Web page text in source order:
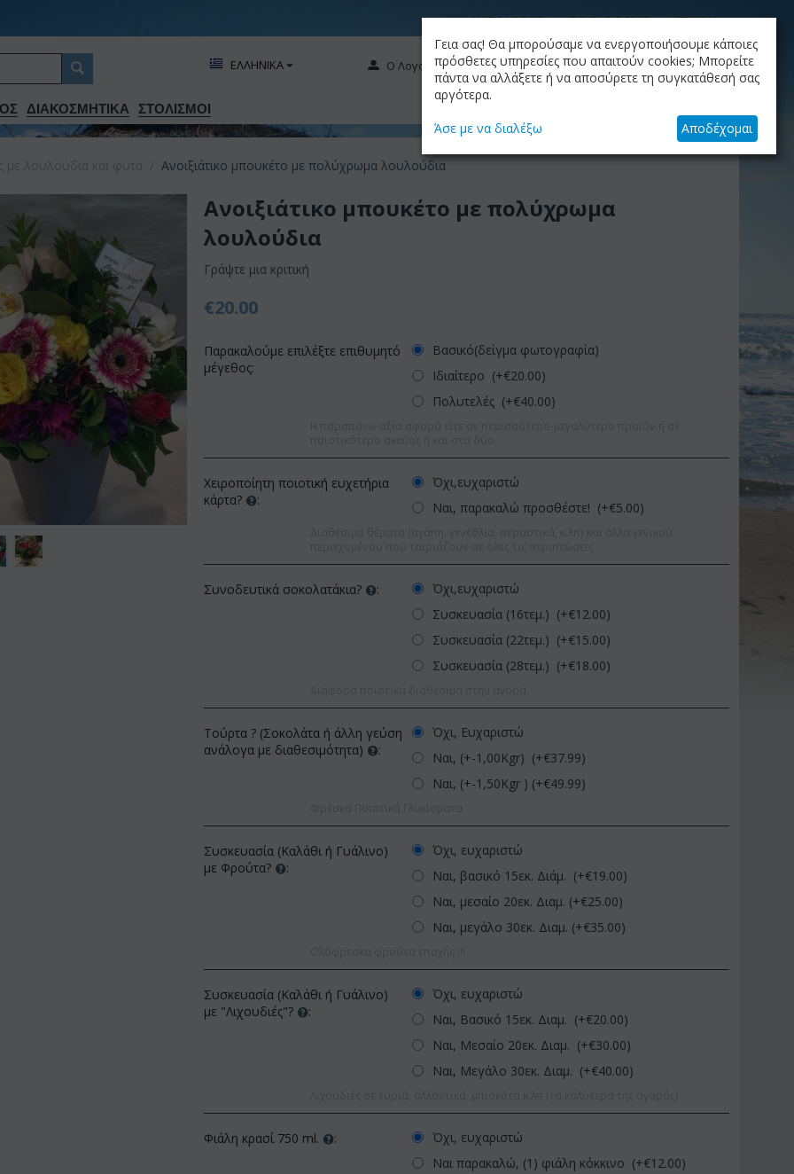
ΚΑΤΑΛΟΓΟΣ ΤΟ BLOG ΜΑΣ ΕΤΑΙΡΙΑ
ΔΙΑΚΟΣΜΗΤΙΚA ΣΤΟΛΙΣΜΟΙ
Ο Λογαριασμός μου
ΕΛΛΗΝΙΚΑ
+30.210.9319884
ΚΑΛΆΘΙ
Το καλάθι είναι άδειο
Ανοιξιάτικο μπουκέτο με πολύχρωμα λουλούδια
Έκπτωση 12%
Ορχιδέα φαλαίνοψις φυτό "(1)
(21) τριαντάφυλλα 60-70 εκ.
(διάφορα χρώμ...
ΚΩΔΙΚΟΣ:
Ορχιδέα φαλαίνοψις σε
γυάλινο βάζο
€45.00 € 39.99
Ανοιξιάτικο μπουκέτο με πολύχρωμα
λουλούδια
Γράψτε μια κριτική
€20.00
Παρακαλούμε επιλέξτε επιθυμητό
μέγεθος:
Βασικό(δείγμα φωτογραφία)
Ιδιαίτερο (+€20.00)
Πολυτελές (+€40.00)
Χειροποίητη ποιοτική ευχετήρια
κάρτα?
:
Όχι,ευχαριστώ
Ναι, παρακαλώ προσθέστε! (+€5.00)
Συνοδευτικά σοκολατάκια? :
Όχι,ευχαριστώ
Συσκευασία (16τεμ.) (+€12.00)
Συσκευασία (22τεμ.) (+€15.00)
Συσκευασία (28τεμ.) (+€18.00)
Τούρτα ? (Σοκολάτα ή άλλη γεύση
ανάλογα με διαθεσιμότητα)
:
Όχι, Ευχαριστώ
Ναι, (+-1,00Kgr) (+€37.99)
Ναι, (+-1,50Kgr ) (+€49.99)
Συσκευασία (Καλάθι ή Γυάλινο)
με Φρούτα?
:
Όχι, ευχαριστώ
Ναι, βασικό 15εκ. Διάμ. (+€19.00)
Ναι, μεσαίο 20εκ. Διαμ. (+€25.00)
Ναι, μεγάλο 30εκ. Διαμ. (+€35.00)
Συσκευασία (Καλάθι ή Γυάλινο)
με "Λιχουδιές"?
:
Όχι, ευχαριστώ
Ναι, Βασικό 15εκ. Διαμ. (+€20.00)
Ναι, Μεσαίο 20εκ. Διαμ. (+€30.00)
Ναι, Μεγάλο 30εκ. Διαμ. (+€40.00)
Φιάλη κρασί 750 ml. :
Όχι, ευχαριστώ
Ναι παρακαλώ, (1) φιάλη κόκκινο (+€12.00)
Γεια σας! Θα μπορούσαμε να ενεργοποιήσουμε κάποιες
πρόσθετες υπηρεσίες που απαιτούν cookies; Μπορείτε
πάντα να αλλάξετε ή να αποσύρετε τη συγκατάθεσή σας
αργότερα.
Άσε με να διαλέξω Αποδέχομαι